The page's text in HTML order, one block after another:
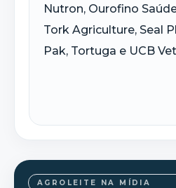
AGROLEITE NA MÍDIA
Nutron, Ourofino
Tork Agriculture, Seal
Pak, Tortuga e UCB Vet